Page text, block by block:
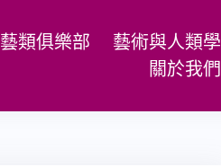
藝類俱樂部
藝術與人類學
關於我們